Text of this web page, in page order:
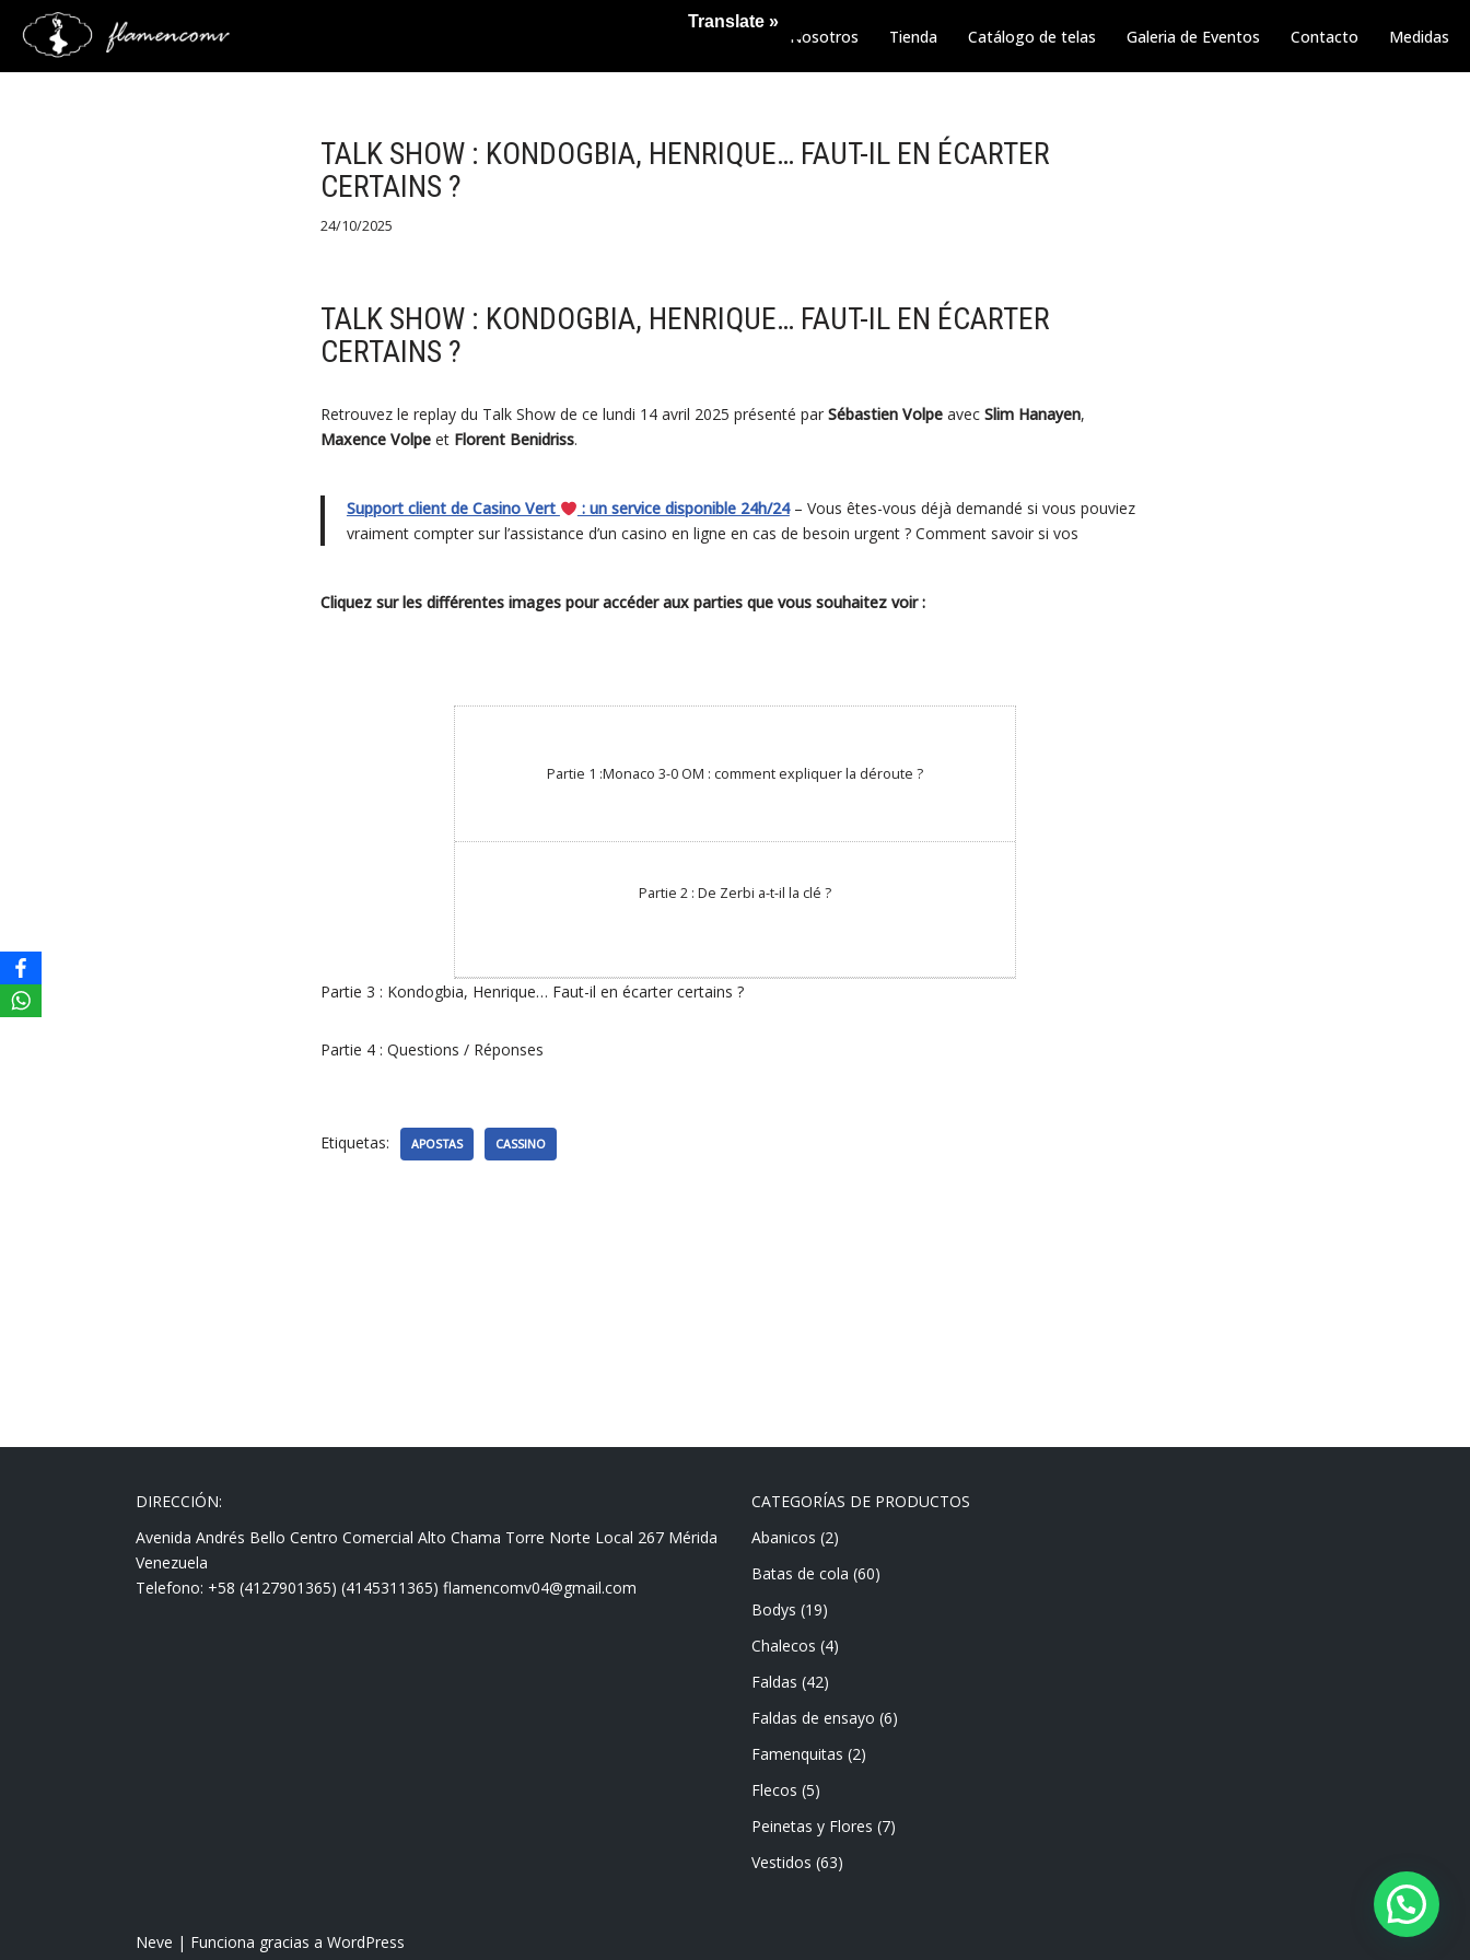
Saltar
Nosotros Tienda Catálogo de telas Galeria de Eventos Contacto Medidas
TALK SHOW : KONDOGBIA, HENRIQUE… FAUT-IL EN ÉCARTER
CERTAINS ?
24/10/2025
TALK SHOW : KONDOGBIA, HENRIQUE… FAUT-IL EN ÉCARTER
CERTAINS ?
Retrouvez le replay du Talk Show de ce lundi 14 avril 2025 présenté par Sébastien Volpeavec Slim Hanayen,
Maxence Volpe et Florent Benidriss.
Support client de Casino Vert : un service disponible 24h/24– Vous êtes-vous déjà demandé si vous pouviez
vraiment compter sur l’assistance d’un casino en ligne en cas de besoin urgent ? Comment savoir si vos
Cliquez sur les différentes images pour accéder aux parties que vous souhaitez voir :
Partie 1 :Monaco 3-0 OM : comment expliquer la déroute ?
Partie 2 : De Zerbi a-t-il la clé ?
Partie 3 : Kondogbia, Henrique… Faut-il en écarter certains ?
Partie 4 : Questions / Réponses
Etiquetas: APOSTAS CASSINO
DIRECCIÓN:
Avenida Andrés Bello Centro Comercial Alto Chama Torre Norte Local 267 Mérida
Venezuela
Telefono: +58 (4127901365) (4145311365) flamencomv04@gmail.com
CATEGORÍAS DE PRODUCTOS
Abanicos (2)
Batas de cola (60)
Bodys (19)
Chalecos (4)
Faldas (42)
Faldas de ensayo (6)
Famenquitas (2)
Flecos (5)
Peinetas y Flores (7)
Vestidos (63)
Neve | Funciona gracias a WordPress
Translate »